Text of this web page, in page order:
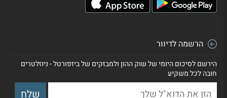
הרשמה לדיוור
הירשם לסיכום היומי של שוק ההון ולמבזקים של ביזפורטל - ניוזלטרים
חובה לכל משקיע